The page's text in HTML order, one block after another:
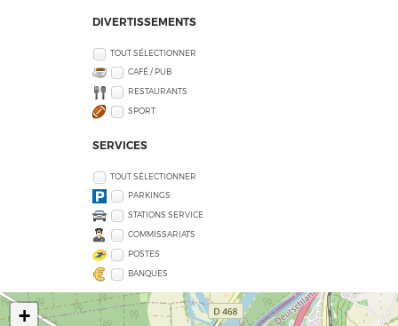
DIVERTISSEMENTS
TOUT SÉLECTIONNER
CAFÉ / PUB
RESTAURANTS
SPORT
SERVICES
TOUT SÉLECTIONNER
PARKINGS
STATIONS SERVICE
COMMISSARIATS
POSTES
BANQUES
+